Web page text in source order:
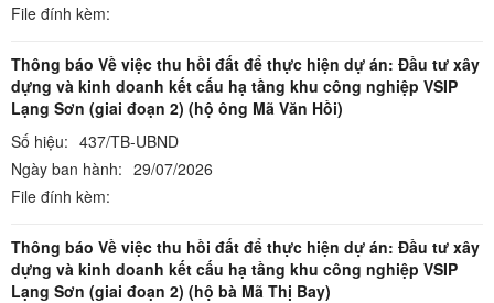
File đính kèm:
Thông báo Về việc thu hồi đất để thực hiện dự án: Đầu tư xây
dựng và kinh doanh kết cấu hạ tầng khu công nghiệp VSIP
Lạng Sơn (giai đoạn 2) (hộ ông Mã Văn Hồi)
Số hiệu: 437/TB-UBND
Ngày ban hành: 29/07/2026
File đính kèm:
Thông báo Về việc thu hồi đất để thực hiện dự án: Đầu tư xây
dựng và kinh doanh kết cấu hạ tầng khu công nghiệp VSIP
Lạng Sơn (giai đoạn 2) (hộ bà Mã Thị Bay)